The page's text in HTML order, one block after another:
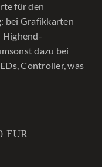
für den
bei Grafikkarten
Highend-
dazu bei
Controller, was
EUR